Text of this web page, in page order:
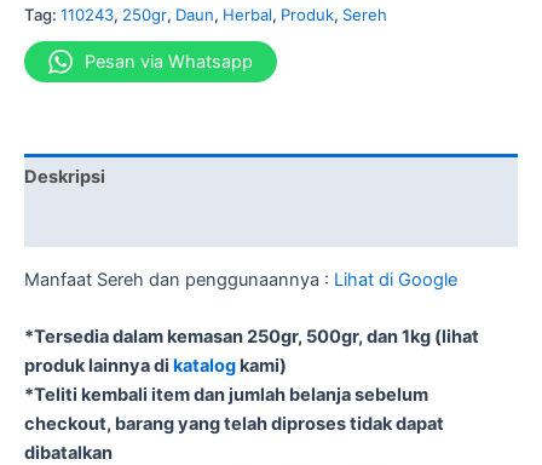
Tag: 110243, 250gr, Daun, Herbal, Produk, Sereh
Pesan via Whatsapp
Deskripsi
Manfaat Sereh dan penggunaannya : Lihat di Google
*Tersedia dalam kemasan 250gr, 500gr, dan 1kg (lihat
produk lainnya di katalogkami)
*Teliti kembali item dan jumlah belanja sebelum
checkout, barang yang telah diproses tidak dapat
dibatalkan